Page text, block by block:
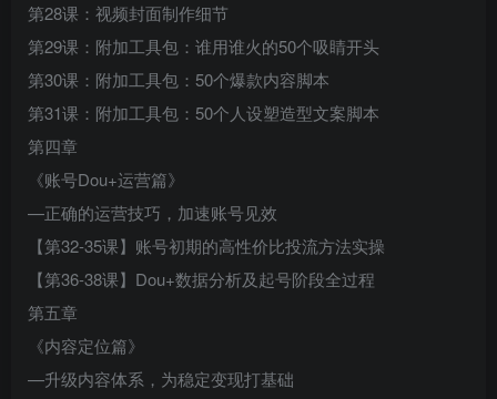
第28课：视频封面制作细节
第29课：附加工具包：谁用谁火的50个吸睛开头
第30课：附加工具包：50个爆款内容脚本
第31课：附加工具包：50个人设塑造型文案脚本
第四章
《账号Dou+运营篇》
—正确的运营技巧，加速账号见效
【第32-35课】账号初期的高性价比投流方法实操
【第36-38课】Dou+数据分析及起号阶段全过程
第五章
《内容定位篇》
—升级内容体系，为稳定变现打基础